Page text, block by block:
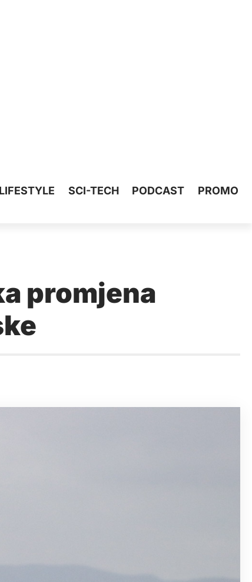
LIFESTYLE SCI-TECH PODCAST
PROMO
promjena